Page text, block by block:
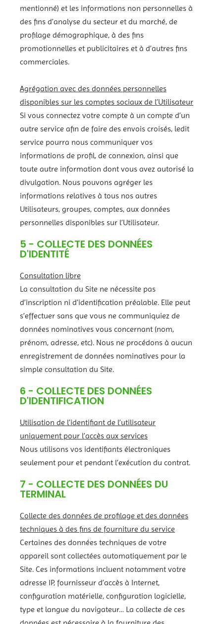
mentionné) et les informations non personnelles à
des fins d’analyse du secteur et du marché, de
profilage démographique, à des fins
promotionnelles et publicitaires et à d’autres fins
commerciales.
Agrégation avec des données personnelles
disponibles sur les comptes sociaux de l’Utilisateur
Si vous connectez votre compte à un compte d’un
autre service afin de faire des envois croisés, ledit
service pourra nous communiquer vos
informations de profil, de connexion, ainsi que
toute autre information dont vous avez autorisé la
divulgation. Nous pouvons agréger les
informations relatives à tous nos autres
Utilisateurs, groupes, comptes, aux données
personnelles disponibles sur l’Utilisateur.
5 - COLLECTE DES DONNÉES
D'IDENTITÉ
Consultation libre
La consultation du Site ne nécessite pas
d’inscription ni d’identification préalable. Elle peut
s’effectuer sans que vous ne communiquiez de
données nominatives vous concernant (nom,
prénom, adresse, etc). Nous ne procédons à aucun
enregistrement de données nominatives pour la
simple consultation du Site.
6 - COLLECTE DES DONNÉES
D'IDENTIFICATION
Utilisation de l’identifiant de l’utilisateur
uniquement pour l’accès aux services
Nous utilisons vos identifiants électroniques
seulement pour et pendant l’exécution du contrat.
7 - COLLECTE DES DONNÉES DU
TERMINAL
Collecte des données de profilage et des données
techniques à des fins de fourniture du service
Certaines des données techniques de votre
appareil sont collectées automatiquement par le
Site. Ces informations incluent notamment votre
adresse IP, fournisseur d’accès à Internet,
configuration matérielle, configuration logicielle,
type et langue du navigateur… La collecte de ces